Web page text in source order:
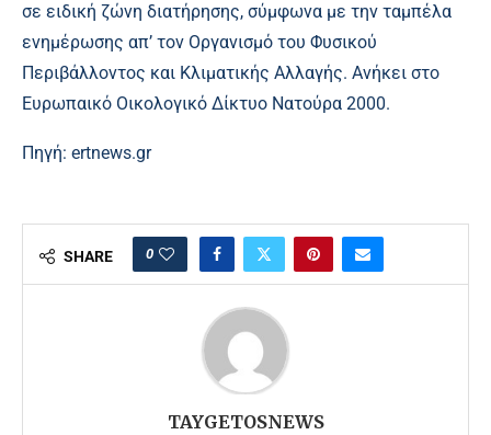
σε ειδική ζώνη διατήρησης, σύμφωνα με την ταμπέλα
ενημέρωσης απ’ τον Οργανισμό του Φυσικού
Περιβάλλοντος και Κλιματικής Αλλαγής. Ανήκει στο
Ευρωπαικό Οικολογικό Δίκτυο Νατούρα 2000.
Πηγή: ertnews.gr
SHARE 0
TAYGETOSNEWS